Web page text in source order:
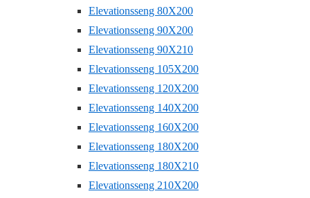
Elevationsseng 80X200
Elevationsseng 90X200
Elevationsseng 90X210
Elevationsseng 105X200
Elevationsseng 120X200
Elevationsseng 140X200
Elevationsseng 160X200
Elevationsseng 180X200
Elevationsseng 180X210
Elevationsseng 210X200